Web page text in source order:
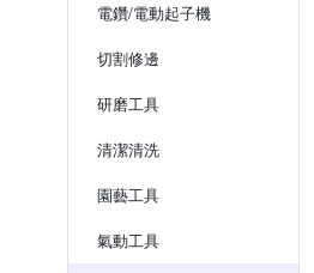
電鑽/電動起子機
切割修邊
研磨工具
清潔清洗
園藝工具
氣動工具
具/攝影機 限時結帳9折